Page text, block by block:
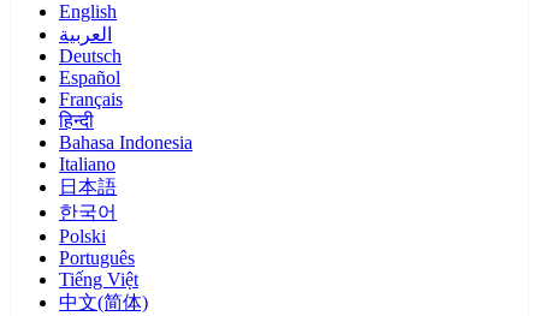
English
العربية
Deutsch
Español
Français
हिन्दी
Bahasa Indonesia
Italiano
日本語
한국어
Polski
Português
Tiếng Việt
中文(简体)